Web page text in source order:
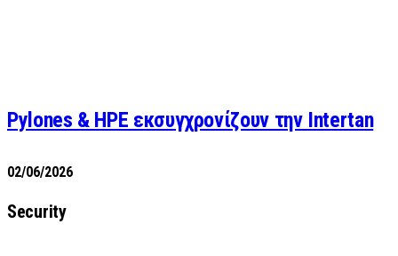
Pylones & HPE εκσυγχρονίζουν την Intertan
02/06/2026
Security